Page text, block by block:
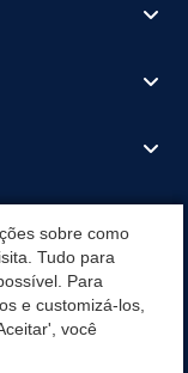
MUNICIPAL
sobre como
Tudo para
Para
e customizá-los,
você